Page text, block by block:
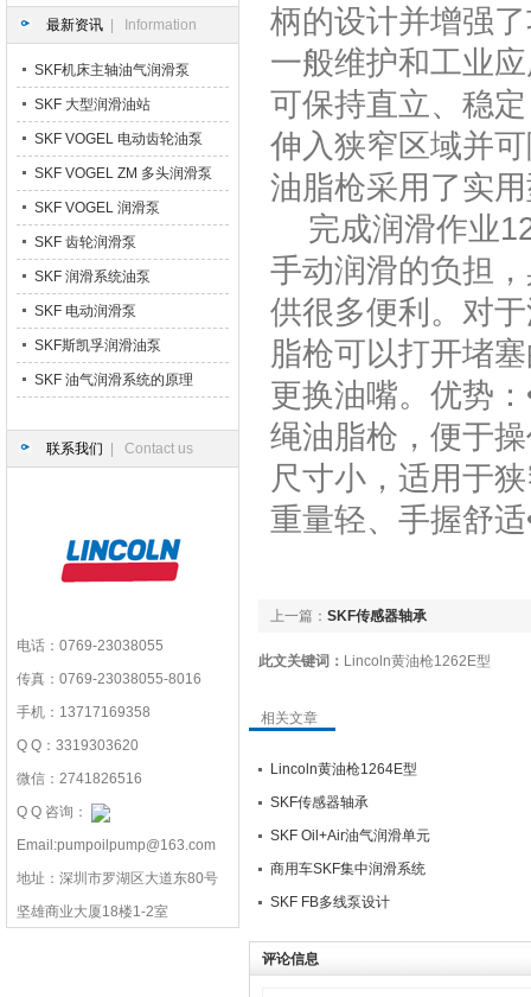
最新资讯 | Information
SKF机床主轴油气润滑泵
SKF 大型润滑油站
SKF VOGEL 电动齿轮油泵
SKF VOGEL ZM 多头润滑泵
SKF VOGEL 润滑泵
SKF 齿轮润滑泵
SKF 润滑系统油泵
SKF 电动润滑泵
SKF斯凯孚润滑油泵
SKF 油气润滑系统的原理
联系我们 | Contact us
电话：0769-23038055
传真：0769-23038055-8016
手机：13717169358
Q Q：3319303620
微信：2741826516
Q Q 咨询：
Email:pumpoilpump@163.com
地址：深圳市罗湖区大道东80号
坚雄商业大厦18楼1-2室
柄的设计并增强
一般维护和工业
可保持直立、稳
伸入狭窄区域并
油脂枪采用了实
完成润滑作业
手动润滑的负担
供很多便利。对
脂枪可以打开堵
更换油嘴。优势
绳油脂枪，便于
尺寸小，适用于
重量轻、手握舒
上一篇： SKF传感器轴承
此文关键词： Lincoln黄油枪1262E型
相关文章
Lincoln黄油枪1264E型
SKF传感器轴承
SKF Oil+Air油气润滑单元
商用车SKF集中润滑系统
SKF FB多线泵设计
评论信息